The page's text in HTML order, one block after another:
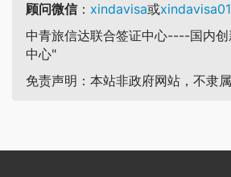
顾问微信： xindavisa或xindavisa01
中青旅信达联合签证中心----国内
中心"
免责声明：本站非政府网站，不隶